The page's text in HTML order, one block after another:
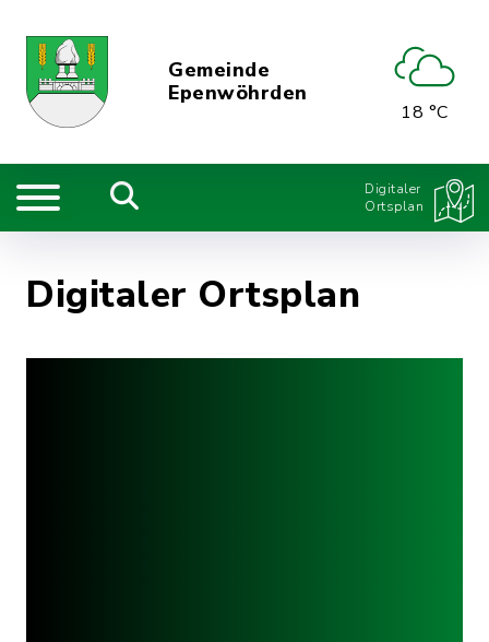
Gemeinde
Epenwöhrden
18 °C
Digitaler
Ortsplan
Digitaler Ortsplan